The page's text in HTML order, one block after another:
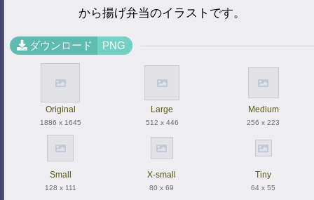
から揚げ弁当のイラストです。
ダウンロード PNG
Original
1886 x 1645
Large
512 x 446
Medium
256 x 223
Small
128 x 111
X-small
80 x 69
Tiny
64 x 55